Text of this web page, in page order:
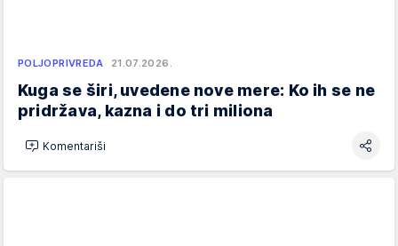
POLJOPRIVREDA 21.07.2026.
Kuga se širi, uvedene nove mere: Ko ih se ne
pridržava, kazna i do tri miliona
Komentariši